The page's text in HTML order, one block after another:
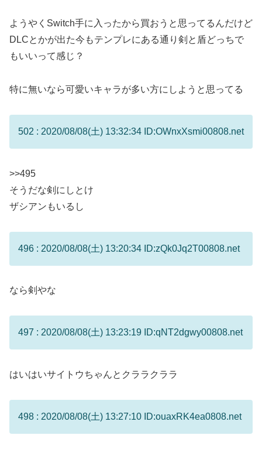
ようやくSwitch手に入ったから買おうと思ってるんだけど
DLCとかが出た今もテンプレにある通り剣と盾どっちで
もいいって感じ？
特に無いなら可愛いキャラが多い方にしようと思ってる
502 : 2020/08/08(土) 13:32:34 ID:OWnxXsmi00808.net
>>495
そうだな剣にしとけ
ザシアンもいるし
496 : 2020/08/08(土) 13:20:34 ID:zQk0Jq2T00808.net
なら剣やな
497 : 2020/08/08(土) 13:23:19 ID:qNT2dgwy00808.net
はいはいサイトウちゃんとクララクララ
498 : 2020/08/08(土) 13:27:10 ID:ouaxRK4ea0808.net